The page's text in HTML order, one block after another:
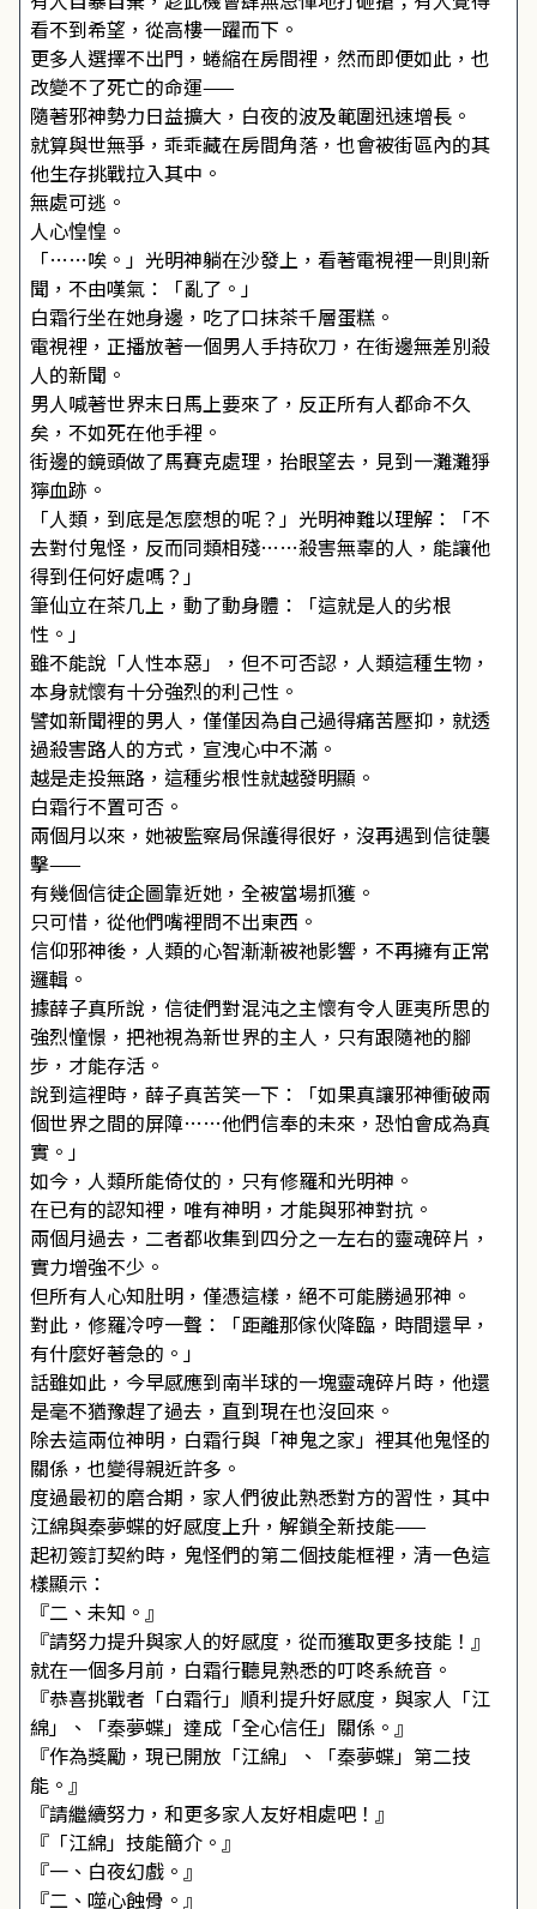
看不到希望，從高樓一躍而下。
更多人選擇不出門，蜷縮在房間裡，然而即便如此，也
改變不了死亡的命運——
隨著邪神勢力日益擴大，白夜的波及範圍迅速增長。
就算與世無爭，乖乖藏在房間角落，也會被街區內的其
他生存挑戰拉入其中。
無處可逃。
人心惶惶。
「……唉。」光明神躺在沙發上，看著電視裡一則則新
聞，不由嘆氣：「亂了。」
白霜行坐在她身邊，吃了口抹茶千層蛋糕。
電視裡，正播放著一個男人手持砍刀，在街邊無差別殺
人的新聞。
男人喊著世界末日馬上要來了，反正所有人都命不久
矣，不如死在他手裡。
街邊的鏡頭做了馬賽克處理，抬眼望去，見到一灘灘猙
獰血跡。
「人類，到底是怎麼想的呢？」光明神難以理解：「不
去對付鬼怪，反而同類相殘……殺害無辜的人，能讓他
得到任何好處嗎？」
筆仙立在茶几上，動了動身體：「這就是人的劣根
性。」
雖不能說「人性本惡」，但不可否認，人類這種生物，
本身就懷有十分強烈的利己性。
譬如新聞裡的男人，僅僅因為自己過得痛苦壓抑，就透
過殺害路人的方式，宣洩心中不滿。
越是走投無路，這種劣根性就越發明顯。
白霜行不置可否。
兩個月以來，她被監察局保護得很好，沒再遇到信徒襲
擊——
有幾個信徒企圖靠近她，全被當場抓獲。
只可惜，從他們嘴裡問不出東西。
信仰邪神後，人類的心智漸漸被祂影響，不再擁有正常
邏輯。
據薛子真所說，信徒們對混沌之主懷有令人匪夷所思的
強烈憧憬，把祂視為新世界的主人，只有跟隨祂的腳
步，才能存活。
說到這裡時，薛子真苦笑一下：「如果真讓邪神衝破兩
個世界之間的屏障……他們信奉的未來，恐怕會成為真
實。」
如今，人類所能倚仗的，只有修羅和光明神。
在已有的認知裡，唯有神明，才能與邪神對抗。
兩個月過去，二者都收集到四分之一左右的靈魂碎片，
實力增強不少。
但所有人心知肚明，僅憑這樣，絕不可能勝過邪神。
對此，修羅冷哼一聲：「距離那傢伙降臨，時間還早，
有什麼好著急的。」
話雖如此，今早感應到南半球的一塊靈魂碎片時，他還
是毫不猶豫趕了過去，直到現在也沒回來。
除去這兩位神明，白霜行與「神鬼之家」裡其他鬼怪的
關係，也變得親近許多。
度過最初的磨合期，家人們彼此熟悉對方的習性，其中
江綿與秦夢蝶的好感度上升，解鎖全新技能——
起初簽訂契約時，鬼怪們的第二個技能框裡，清一色這
樣顯示：
『二、未知。』
『請努力提升與家人的好感度，從而獲取更多技能！』
就在一個多月前，白霜行聽見熟悉的叮咚系統音。
『恭喜挑戰者「白霜行」順利提升好感度，與家人「江
綿」、「秦夢蝶」達成「全心信任」關係。』
『作為獎勵，現已開放「江綿」、「秦夢蝶」第二技
能。』
『請繼續努力，和更多家人友好相處吧！』
『「江綿」技能簡介。』
『一、白夜幻戲。』
『二、噬心蝕骨。』